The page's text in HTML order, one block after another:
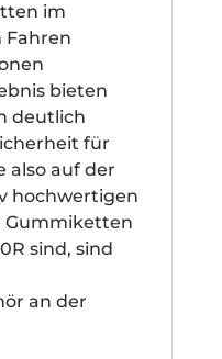
im
Fahren
bieten
deutlich
für
also auf der
hochwertigen
Gummiketten
sind, sind
an der